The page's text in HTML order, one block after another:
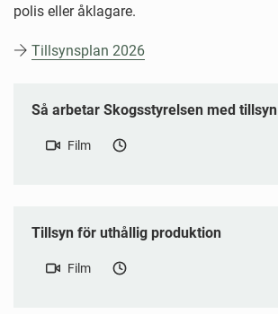
polis eller åklagare.
Tillsynsplan 2026
Så arbetar Skogsstyrelsen med tillsyn
Film
Tillsyn för uthållig produktion
Film